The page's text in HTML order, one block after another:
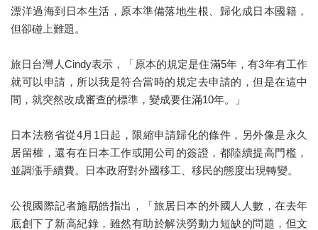
漂洋過海到日本生活，原本準備落地生根、歸化成日本國籍，
但卻碰上難題。
旅日台灣人Cindy表示，「原本的規定是住滿5年，有3年有工作
就可以申請，所以我是符合當時的規定去申請的，但是在這中
間，就突然改成審查的標準，變成要住滿10年。」
日本法務省從4月1日起，限縮申請歸化的條件，另外像是永久
居留權，還有在日本工作或開公司的簽證，都陸續提高門檻，
並調漲手續費。日本政府對外國移工、移民的態度出現轉變。
公視國際記者施勗皓指出，「旅居日本的外國人人數，在去年
底創下了新高紀錄，雖然有助於解決勞動力短缺的問題，但文